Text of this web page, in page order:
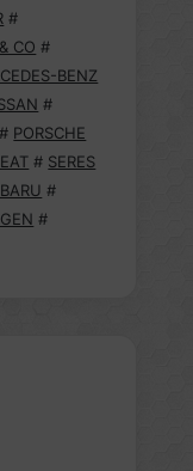
#
CO #
BENZ
#
# PORSCHE
# SERES
#
#